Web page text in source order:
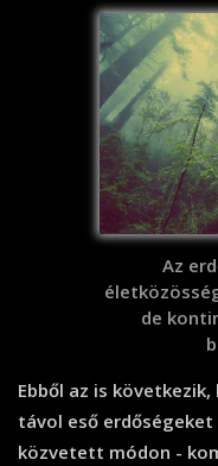
Az
de
Ebből az is
távol eső
közvetett módon -